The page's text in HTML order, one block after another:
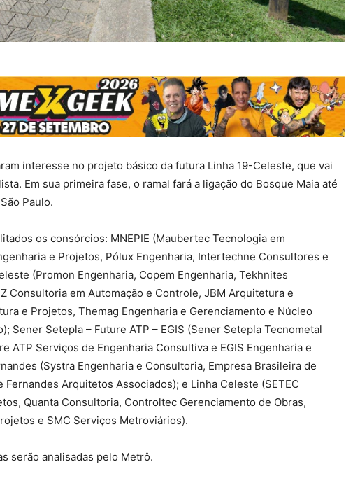
interesse no projeto básico da futura Linha 19-Celeste, que vai
Em sua primeira fase, o ramal fará a ligação do Bosque Maia até
Paulo.
os consórcios: MNEPIE (Maubertec Tecnologia em
e Projetos, Pólux Engenharia, Intertechne Consultores e
(Promon Engenharia, Copem Engenharia, Tekhnites
Consultoria em Automação e Controle, JBM Arquitetura e
e Projetos, Themag Engenharia e Gerenciamento e Núcleo
Sener Setepla – Future ATP – EGIS (Sener Setepla Tecnometal
ATP Serviços de Engenharia Consultiva e EGIS Engenharia e
(Systra Engenharia e Consultoria, Empresa Brasileira de
Arquitetos Associados); e Linha Celeste (SETEC
Quanta Consultoria, Controltec Gerenciamento de Obras,
e SMC Serviços Metroviários).
serão analisadas pelo Metrô.